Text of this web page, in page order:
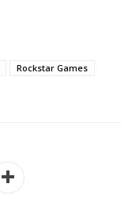
Rockstar Games